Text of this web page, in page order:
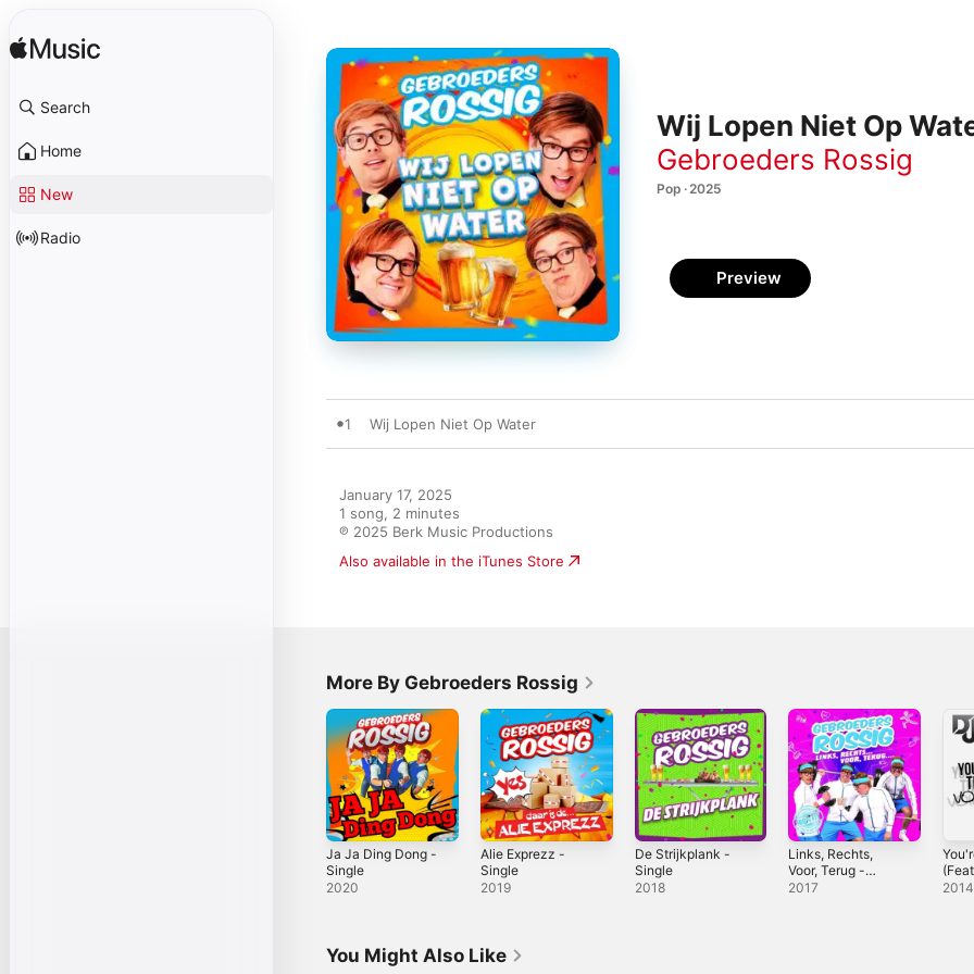
Search
Home
New
Radio
Wij Lopen Niet Op
Gebroeders Rossig
Pop · 2025
Preview
1 Wij Lopen Niet Op Water
January 17, 2025
1 song, 2 minutes
℗ 2025 Berk Music Productions
Also available in the iTunes Store
More By Gebroeders Rossig
Ja Ja Ding Dong -
Single
2020
Alie Exprezz -
Single
2019
De Strijkplank -
Single
2018
Links, Rechts,
Voor, Terug -
Single
2017 2014
You Might Also Like